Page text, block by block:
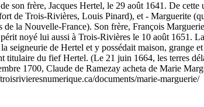
son frère, Jacques Hertel, le 29 août 1641. De
de Trois-Rivières, Louis Pinard), et - Marguerite
la Nouvelle-France). Son frère, François
noyé lui aussi à Trois-Rivières le 10 août 1651.
de Hertel et y possédait maison, grange
titulaire du fief Hertel. (Le 21 juin 1664, les terres
1700, Claude de Ramezay acheta de Marie
documents/marie-marguerie/